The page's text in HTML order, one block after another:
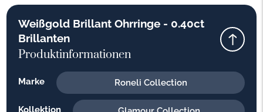
Weißgold Brillant Ohrringe - 0.40ct
Brillanten
Produktinformationen
Marke Roneli Collection
Kollektion